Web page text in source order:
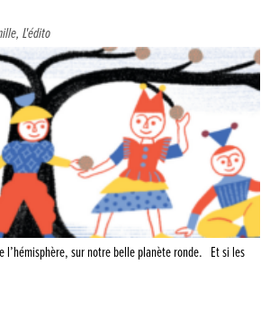
,L'édito
l’hémisphère, sur notre belle planète ronde. Et si les